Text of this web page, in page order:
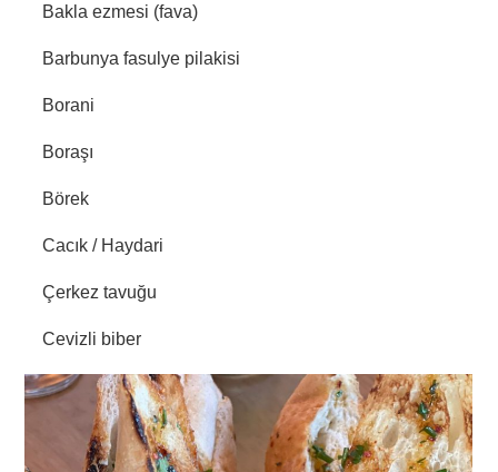
Bakla ezmesi (fava)
Barbunya fasulye pilakisi
Borani
Boraşı
Börek
Cacık / Haydari
Çerkez tavuğu
Cevizli biber